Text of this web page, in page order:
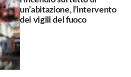
un’abitazione, l’intervento
dei vigili del fuoco